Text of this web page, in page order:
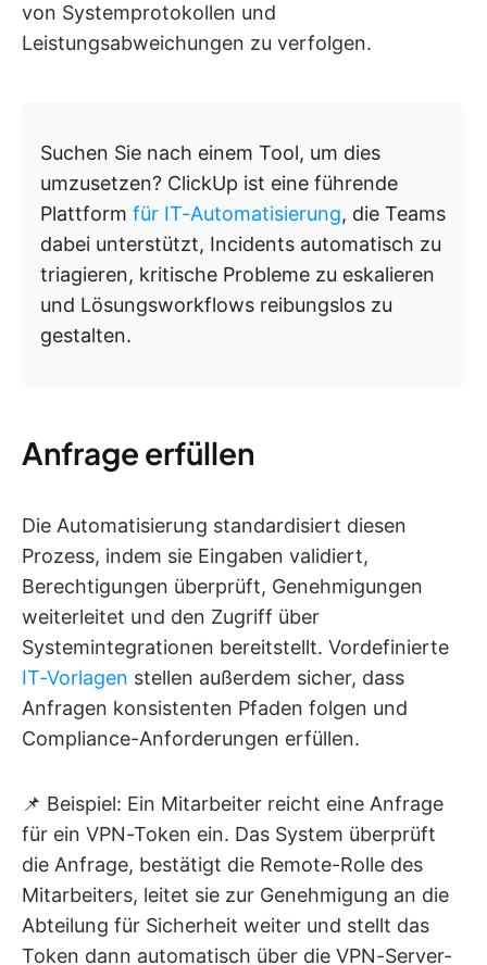
von Systemprotokollen und
Leistungsabweichungen zu verfolgen.
Suchen Sie nach einem Tool, um dies
umzusetzen? ClickUp ist eine führende
Plattform für IT-Automatisierung, die Teams
dabei unterstützt, Incidents automatisch zu
triagieren, kritische Probleme zu eskalieren
und Lösungsworkflows reibungslos zu
gestalten.
Anfrage erfüllen
Die Automatisierung standardisiert diesen
Prozess, indem sie Eingaben validiert,
Berechtigungen überprüft, Genehmigungen
weiterleitet und den Zugriff über
Systemintegrationen bereitstellt. Vordefinierte
IT-Vorlagen stellen außerdem sicher, dass
Anfragen konsistenten Pfaden folgen und
Compliance-Anforderungen erfüllen.
📌 Beispiel: Ein Mitarbeiter reicht eine Anfrage
für ein VPN-Token ein. Das System überprüft
die Anfrage, bestätigt die Remote-Rolle des
Mitarbeiters, leitet sie zur Genehmigung an die
Abteilung für Sicherheit weiter und stellt das
Token dann automatisch über die VPN-Server-